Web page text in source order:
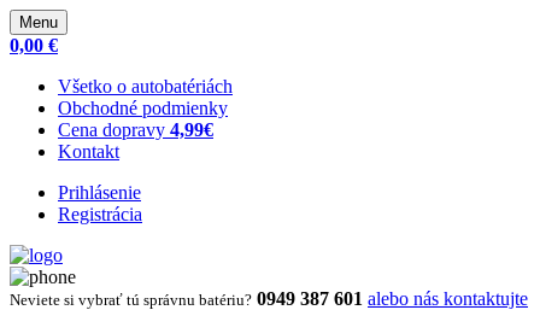
Menu
0,00 €
Všetko o autobatériách
Obchodné podmienky
Cena dopravy 4,99€
Kontakt
Prihlásenie
Registrácia
Neviete si vybrať tú správnu batériu? 0949 387 601 alebo nás kontaktujte